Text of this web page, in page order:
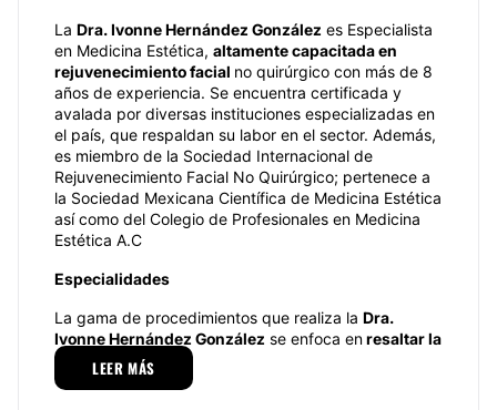
La Dra. Ivonne Hernández González es Especialista
en Medicina Estética, altamente capacitada en
rejuvenecimiento facial no quirúrgico con más de 8
años de experiencia. Se encuentra certificada y
avalada por diversas instituciones especializadas en
el país, que respaldan su labor en el sector. Además,
es miembro de la Sociedad Internacional de
Rejuvenecimiento Facial No Quirúrgico; pertenece a
la Sociedad Mexicana Científica de Medicina Estética
así como del Colegio de Profesionales en Medicina
Estética A.C
Especialidades
La gama de procedimientos que realiza la Dra.
Ivonne Hernández González se enfoca enresaltar la
belleza del paciente logrando resultados naturales
adecuados a sus características y necesidades
LEER MÁS